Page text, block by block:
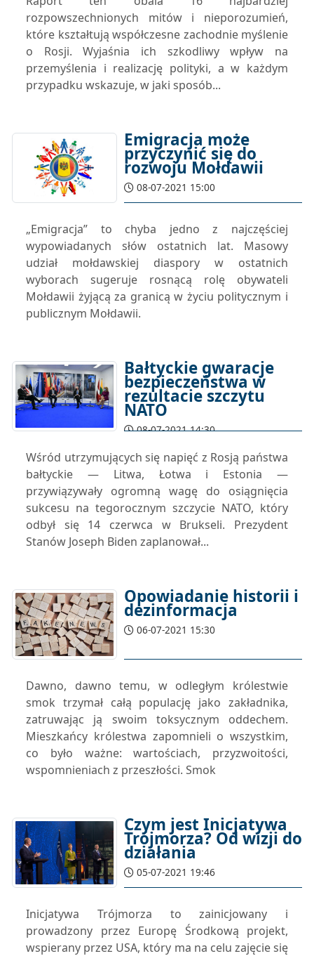
rozpowszechnionych mitów i nieporozumień,
które kształtują współczesne zachodnie myślenie
o Rosji. Wyjaśnia ich szkodliwy wpływ na
przemyślenia i realizację polityki, a w każdym
przypadku wskazuje, w jaki sposób...
Emigracja może
przyczynić się do
rozwoju Mołdawii
08-07-2021 15:00
„Emigracja” to chyba jedno z najczęściej
wypowiadanych słów ostatnich lat. Masowy
udział mołdawskiej diaspory w ostatnich
wyborach sugeruje rosnącą rolę obywateli
Mołdawii żyjącą za granicą w życiu politycznym i
publicznym Mołdawii.
Bałtyckie gwaracje
bezpieczeństwa w
rezultacie szczytu
NATO
08-07-2021 14:30
Wśród utrzymujących się napięć z Rosją państwa
bałtyckie — Litwa, Łotwa i Estonia —
przywiązywały ogromną wagę do osiągnięcia
sukcesu na tegorocznym szczycie NATO, który
odbył się 14 czerwca w Brukseli. Prezydent
Stanów Joseph Biden zaplanował...
Opowiadanie historii i
dezinformacja
06-07-2021 15:30
Dawno, dawno temu, w odległym królestwie
smok trzymał całą populację jako zakładnika,
zatruwając ją swoim toksycznym oddechem.
Mieszkańcy królestwa zapomnieli o wszystkim,
co było ważne: wartościach, przyzwoitości,
wspomnieniach z przeszłości. Smok
Czym jest Inicjatywa
Trójmorza? Od wizji do
działania
05-07-2021 19:46
Inicjatywa Trójmorza to zainicjowany i
prowadzony przez Europę Środkową projekt,
wspierany przez USA, który ma na celu zajęcie się